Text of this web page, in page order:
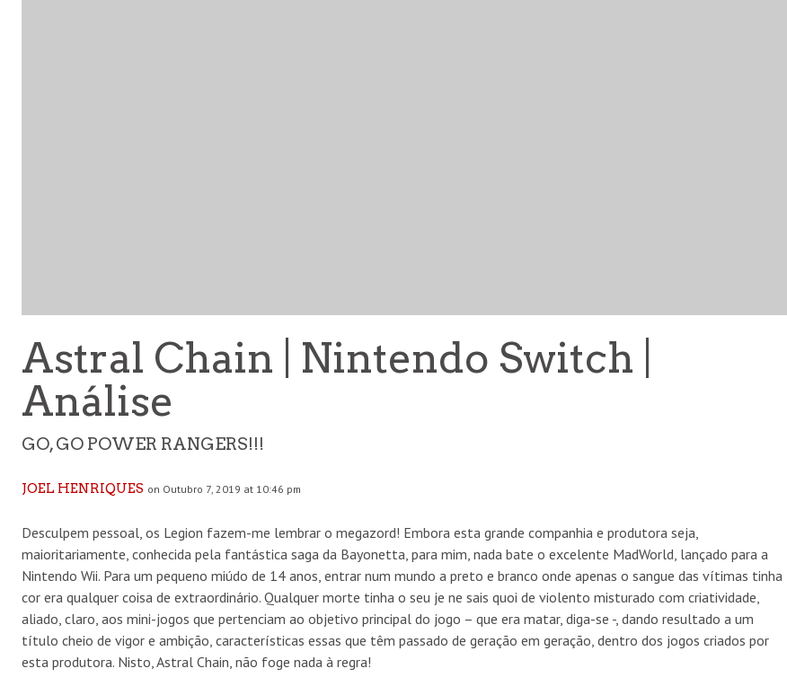
Astral Chain | Nintendo Switch |
Análise
GO, GO POWER RANGERS!!!
JOEL HENRIQUES on Outubro 7, 2019 at 10:46 pm
Desculpem pessoal, os Legion fazem-me lembrar o megazord! Embora esta grande companhia e produtora seja,
maioritariamente, conhecida pela fantástica saga da Bayonetta, para mim, nada bate o excelente MadWorld, lançado para a
Nintendo Wii. Para um pequeno miúdo de 14 anos, entrar num mundo a preto e branco onde apenas o sangue das vítimas tinha
cor era qualquer coisa de extraordinário. Qualquer morte tinha o seu je ne sais quoi de violento misturado com criatividade,
aliado, claro, aos mini-jogos que pertenciam ao objetivo principal do jogo – que era matar, diga-se -, dando resultado a um
título cheio de vigor e ambição, características essas que têm passado de geração em geração, dentro dos jogos criados por
esta produtora. Nisto, Astral Chain, não foge nada à regra!